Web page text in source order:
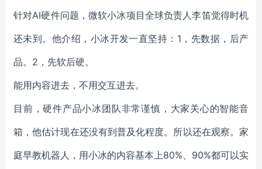
针对AI硬件问题，微软小冰项目全球负责人李笛觉得时机
还未到。他介绍，小冰开发一直坚持：1，先数据，后产
品。2，先软后硬。
能用内容进去，不用交互进去。
目前，硬件产品小冰团队非常谨慎，大家关心的智能音
箱，他估计现在还没有到普及化程度。所以还在观察。家
庭早教机器人，用小冰的内容基本上80%、90%都可以实